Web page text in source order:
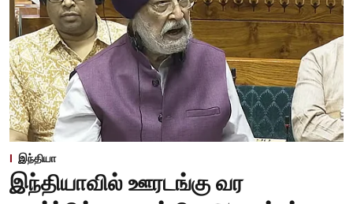
இந்தியா
இந்தியாவில் ஊரடங்கு வர